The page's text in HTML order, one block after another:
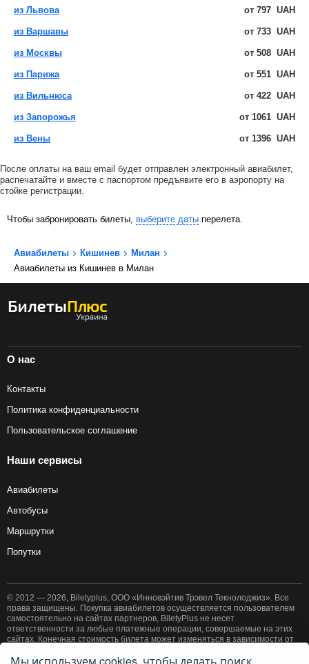
из Львова от 797 UAH
из Варшавы от 733 UAH
из Москвы от 508 UAH
из Парижа от 551 UAH
из Вильнюса от 422 UAH
из Запорожья от 1061 UAH
из Вены от 1396 UAH
После оплаты на ваш email будет отправлен электронный авиабилет,
распечатайте и вместе с паспортом предъявите его в аэропорту на
стойке регистрации.
Чтобы забронировать билеты, выберите даты перелета.
Авиабилеты Кишинев
Милан
Авиабилеты из Кишинев в Милан
О нас
Контакты
Политика конфиденциальности
Пользовательское соглашение
Наши сервисы
Авиабилеты
Автобусы
Маршрутки
Попутки
© 2012 — 2026, Biletyplus, ООО «Инновэйтив Трэвел Текнолоджиз». Все
права защищены. Покупка авиабилетов осуществляется пользователем
самостоятельно на сайтах партнеров, BiletyPlus не несет
ответственности за любые платежные операции, совершаемые на этих
сайтах. Конечная стоимость билета может изменяться в зависимости от